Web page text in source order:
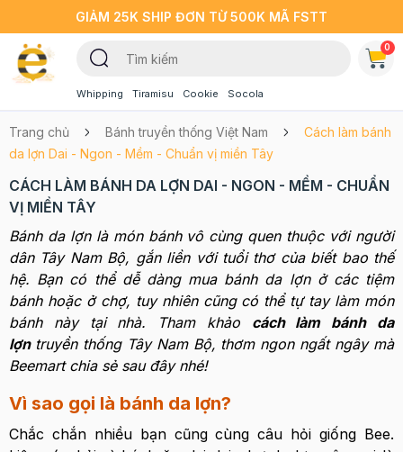
GIẢM 25K SHIP ĐƠN TỪ 500K MÃ FSTT
Whipping Tiramisu Cookie Socola
0
Trang chủ Bánh truyền thống Việt Nam
Cách làm bánh
da lợn Dai - Ngon - Mềm - Chuẩn vị miền Tây
CÁCH LÀM BÁNH DA LỢN DAI - NGON - MỀM - CHUẨN
VỊ MIỀN TÂY
Bánh da lợn là món bánh vô cùng quen thuộc với người
dân Tây Nam Bộ, gắn liền với tuổi thơ của biết bao thế
hệ. Bạn có thể dễ dàng mua bánh da lợn ở các tiệm
bánh hoặc ở chợ, tuy nhiên cũng có thể tự tay làm món
bánh này tại nhà. Tham khảo cách làm bánh da
lợn truyền thống Tây Nam Bộ, thơm ngon ngất ngây mà
Beemart chia sẻ sau đây nhé!
Vì sao gọi là bánh da lợn?
Chắc chắn nhiều bạn cũng cùng câu hỏi giống Bee.